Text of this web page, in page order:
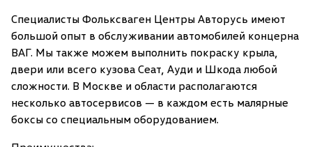
Специалисты Фольксваген Центры Авторусь имеют
большой опыт в обслуживании автомобилей концерна
ВАГ. Мы также можем выполнить покраску крыла,
двери или всего кузова Сеат, Ауди и Шкода любой
сложности. В Москве и области располагаются
несколько автосервисов — в каждом есть малярные
боксы со специальным оборудованием.